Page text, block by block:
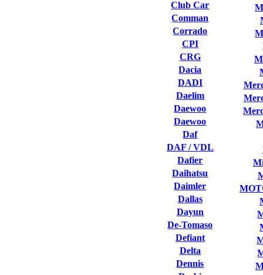
Club Сar
Comman
Corrado
CPI
CRG
Dacia
DADI
Daelim
Daewoo
Daewoo
Daf
DAF / VDL
Dafier
Daihatsu
Daimler
Dallas
Dayun
De-Tomaso
Defiant
Delta
Dennis